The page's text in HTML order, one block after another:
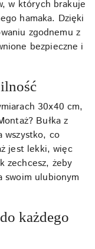
w których brakuje
hamaka. Dzięki
zgodnemu z
bezpieczne i
30x40 cm,
Bułka z
wszystko, co
jest lekki, więc
zechcesz, żeby
swoim ulubionym
każdego